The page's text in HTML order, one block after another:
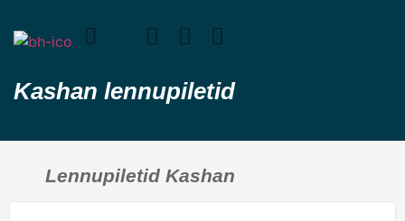
Kashan lennupiletid
Lennupiletid Kashan